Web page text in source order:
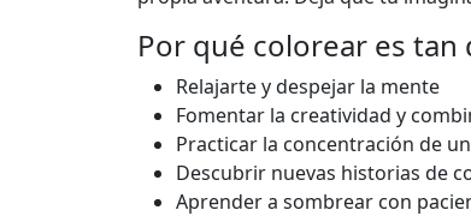
Por qué colorear es
Relajarte y despejar la mente
Fomentar la creatividad y
Practicar la concentración de
Descubrir nuevas historias de
Aprender a sombrear con